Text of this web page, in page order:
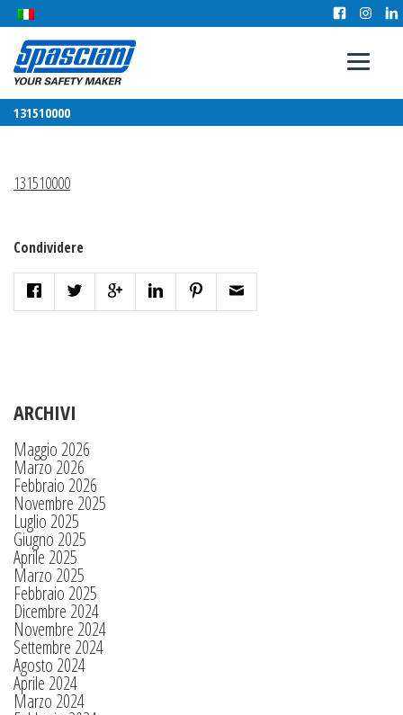
131510000
131510000
Condividere
ARCHIVI
Maggio 2026
Marzo 2026
Febbraio 2026
Novembre 2025
Luglio 2025
Giugno 2025
Aprile 2025
Marzo 2025
Febbraio 2025
Dicembre 2024
Novembre 2024
Settembre 2024
Agosto 2024
Aprile 2024
Marzo 2024